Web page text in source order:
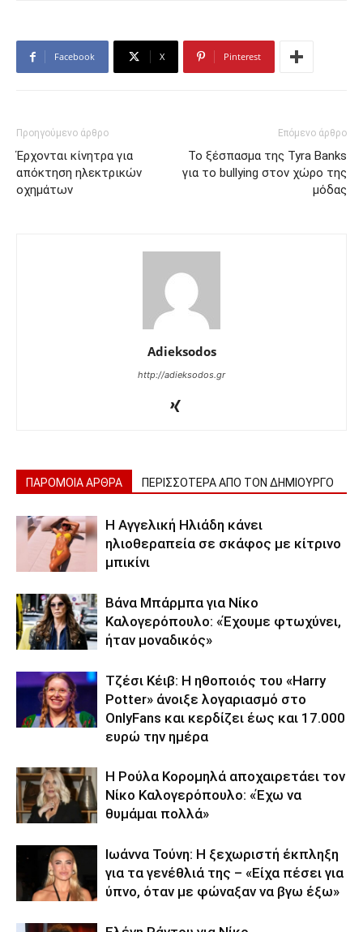
Facebook X Pinterest
Προηγούμενο άρθρο
Έρχονται κίνητρα για
απόκτηση ηλεκτρικών
οχημάτων
Επόμενο άρθρο
Το ξέσπασμα της Tyra Banks
για το bullying στον χώρο της
μόδας
Adieksodos
http://adieksodos.gr
ΠΑΡΟΜΟΙΑ ΑΡΘΡΑ ΠΕΡΙΣΣΟΤΕΡΑ ΑΠΟ ΤΟΝ ΔΗΜΙΟΥΡΓΟ
H Αγγελική Ηλιάδη κάνει
ηλιοθεραπεία σε σκάφος με κίτρινο
μπικίνι
Βάνα Μπάρμπα για Νίκο
Καλογερόπουλο: «Έχουμε φτωχύνει,
ήταν μοναδικός»
Τζέσι Κέιβ: Η ηθοποιός του «Harry
Potter» άνοιξε λογαριασμό στο
OnlyFans και κερδίζει έως και 17.000
ευρώ την ημέρα
Η Ρούλα Κορομηλά αποχαιρετάει τον
Νίκο Καλογερόπουλο: «Έχω να
θυμάμαι πολλά»
Ιωάννα Τούνη: Η ξεχωριστή έκπληξη
για τα γενέθλιά της – «Είχα πέσει για
ύπνο, όταν με φώναξαν να βγω έξω»